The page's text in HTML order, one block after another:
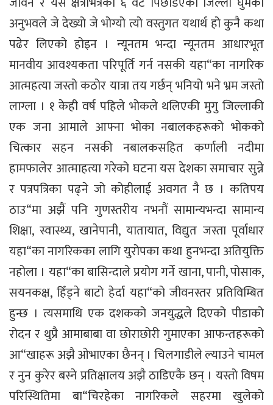
अनुभवले जे देख्यो जे भोग्यो त्यो वस्तुगत यथार्थ हो कुनै कथा
पढेर लिएको होइन । न्यूनतम भन्दा न्यूनतम आधारभूत
मानवीय आवश्यकता परिपूर्ति गर्न नसकी यहा“का नागरिक
आत्महत्या जस्तो कठोर यात्रा तय गर्छन् भनियो भने भ्रम जस्तो
लाग्ला । १ केही वर्ष पहिले भोकले थलिएकी मुगु जिल्लाकी
एक जना आमाले आफ्ना भोका नबालकहरूको भोकको
चित्कार सहन नसकी नबालकसहित कर्णाली नदीमा
हामफालेर आत्माहत्या गरेको घटना यस देशका समाचार सुन्ने
र पत्रपत्रिका पढ्ने जो कोहीलाई अवगत नै छ । कतिपय
ठाउ“मा अझैं पनि गुणस्तरीय नभनौं सामान्यभन्दा सामान्य
शिक्षा, स्वास्थ्य, खानेपानी, यातायात, विद्युत जस्ता पूर्वाधार
यहा“का नागरिकका लागि युरोपका कथा हुनभन्दा अतियुक्ति
नहोला । यहा“का बासिन्दाले प्रयोग गर्ने खाना, पानी, पोसाक,
सयनकक्ष, हिँड्ने बाटो हेर्दा यहा“को जीवनस्तर प्रतिविम्बित
हुन्छ । त्यसमाथि एक दशकको जनयुद्धले दिएको पीडाको
रोदन र थुप्रै आमाबाबा वा छोराछोरी गुमाएका आफन्तहरूको
आ“खाहरू अझै ओभाएका छैनन् । चिलगाडीले ल्याउने चामल
र नुन कुरेर बस्ने प्रतिक्षालय अझै ठाडिएकै छन् । यस्तो विषम
परिस्थितिमा बा“चिरहेका नागरिकले सहरमा खुलेको